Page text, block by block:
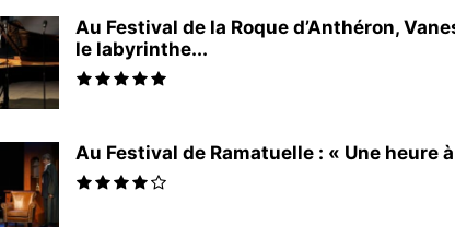
Au Festival de la Roque d’Anthéron,
le labyrinthe...
Au Festival de Ramatuelle : « Une heure